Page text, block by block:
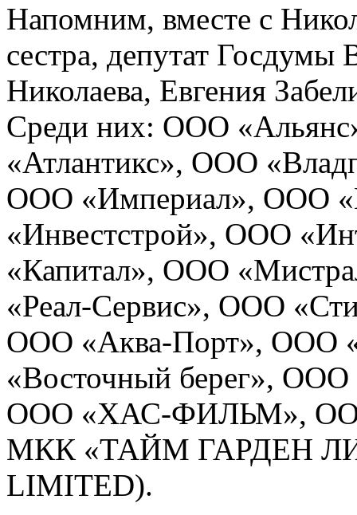
Напомним, вместе с
сестра, депутат Госдумы
Николаева, Евгения
Среди них: ООО
«Атлантикс», ООО
ООО «Империал», ООО
«Инвестстрой», ООО
«Капитал», ООО
«Реал-Сервис», ООО
ООО «Аква-Порт», ООО
«Восточный берег»,
ООО «ХАС-ФИЛЬМ», ООО
МКК «ТАЙМ ГАРДЕН
LIMITED).